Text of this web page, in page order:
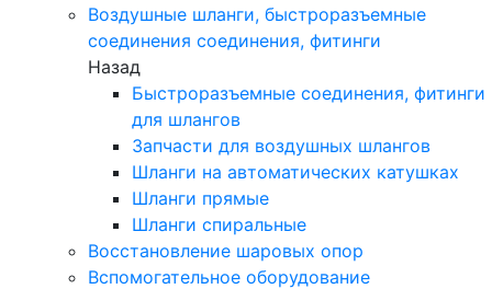
Воздушные шланги, быстроразъемные
соединения соединения, фитинги
Назад
Быстроразъемные соединения, фитинги
для шлангов
Запчасти для воздушных шлангов
Шланги на автоматических катушках
Шланги прямые
Шланги спиральные
Восстановление шаровых опор
Вспомогательное оборудование